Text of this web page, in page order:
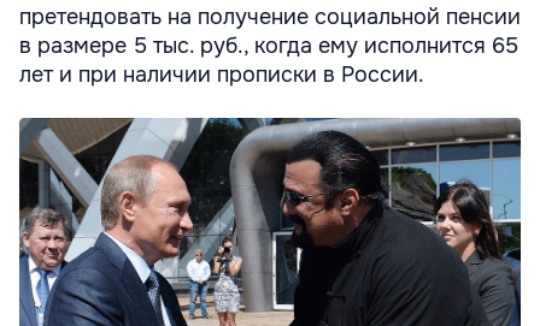
претендовать на получение социальной пенсии
в размере 5 тыс. руб., когда ему исполнится 65
лет и при наличии прописки в России.